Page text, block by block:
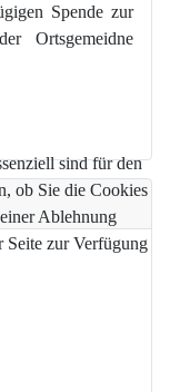
Spende zur
Ortsgemeidne
sind für den
ob Sie die Cookies
Ablehnung
zur Verfügung